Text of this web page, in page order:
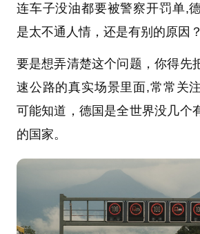
连车子没油都要被警察开罚单,
是太不通人情，还是有别的原因？
要是想弄清楚这个问题，你得先
速公路的真实场景里面,常常关
可能知道，德国是全世界没几个
的国家。